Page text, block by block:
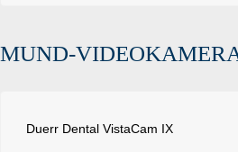
MUND-
Duerr Dental VistaCam IX